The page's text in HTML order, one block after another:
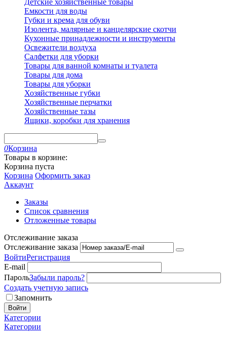
Детские хозяйственные товары
Емкости для воды
Губки и крема для обуви
Изолента, малярные и канцелярские скотчи
Кухонные принадлежности и инструменты
Освежители воздуха
Салфетки для уборки
Товары для ванной комнаты и туалета
Товары для дома
Товары для уборки
Хозяйственные губки
Хозяйственные перчатки
Хозяйственные тазы
Ящики, коробки для хранения
0Корзина
Товары в корзине:
Корзина пуста
Корзина Оформить заказ
Аккаунт
Заказы
Список сравнения
Отложенные товары
Отслеживание заказа
Отслеживание заказа
ВойтиРегистрация
E-mail
ПарольЗабыли пароль?
Создать учетную запись
Запомнить
Войти
Категории
Категории